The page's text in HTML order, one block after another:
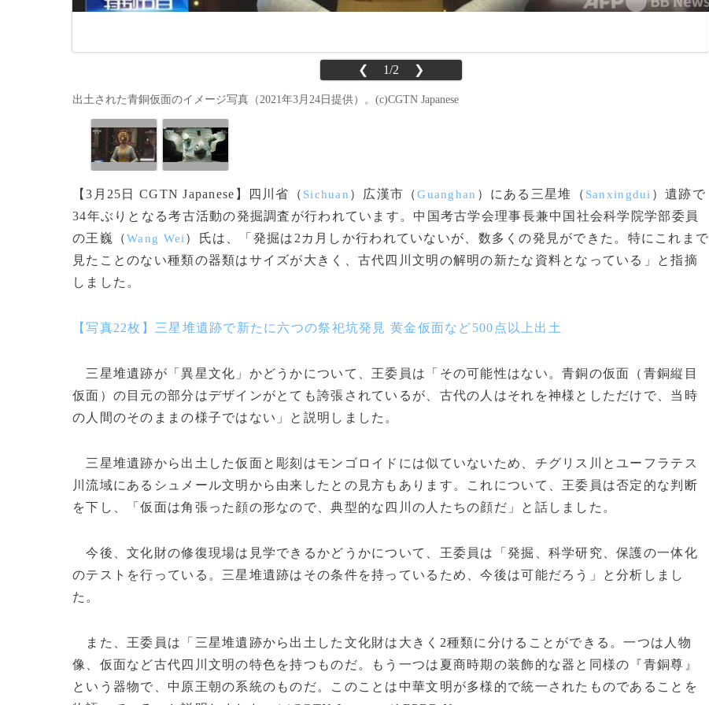
❮ 1/2 ❯
出土された青銅仮面のイメージ写真（2021年3月24日提供）。(c)CGTN Japanese
【3月25日 CGTN Japanese】四川省（ Sichuan ）広漢市（Guanghan ）にある三星堆（ Sanxingdui ）遺跡で
34年ぶりとなる考古活動の発掘調査が行われています。中国考古学会理事長兼中国社会科学院学部委員
の王巍（Wang Wei ）氏は、「発掘は2カ月しか行われていないが、数多くの発見ができた。特にこれまで
見たことのない種類の器類はサイズが大きく、古代四川文明の解明の新たな資料となっている」と指摘
しました。
【写真22枚】三星堆遺跡で新たに六つの祭祀坑発見 黄金仮面など500点以上出土
三星堆遺跡が「異星文化」かどうかについて、王委員は「その可能性はない。青銅の仮面（青銅縦目
仮面）の目元の部分はデザインがとても誇張されているが、古代の人はそれを神様としただけで、当時
の人間のそのままの様子ではない」と説明しました。
三星堆遺跡から出土した仮面と彫刻はモンゴロイドには似ていないため、チグリス川とユーフラテス
川流域にあるシュメール文明から由来したとの見方もあります。これについて、王委員は否定的な判断
を下し、「仮面は角張った顔の形なので、典型的な四川の人たちの顔だ」と話しました。
今後、文化財の修復現場は見学できるかどうかについて、王委員は「発掘、科学研究、保護の一体化
のテストを行っている。三星堆遺跡はその条件を持っているため、今後は可能だろう」と分析しまし
た。
また、王委員は「三星堆遺跡から出土した文化財は大きく2種類に分けることができる。一つは人物
像、仮面など古代四川文明の特色を持つものだ。もう一つは夏商時期の装飾的な器と同様の『青銅尊』
という器物で、中原王朝の系統のものだ。このことは中華文明が多様的で統一されたものであることを